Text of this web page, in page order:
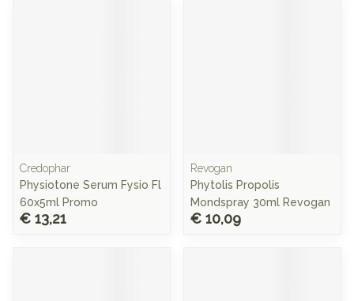
Credophar
Physiotone Serum Fysio Fl
60x5ml Promo
€ 13,21
Revogan
Phytolis Propolis
Mondspray 30ml Revogan
€ 10,09